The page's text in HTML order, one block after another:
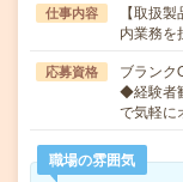
仕事内容
【取扱
内業務
応募資格
ブランク
◆経験者
で気軽
職場の雰囲気